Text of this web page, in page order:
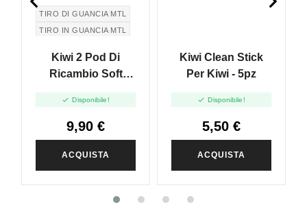
TIRO DI GUANCIA MTL
TIRO IN GUANCIA MTL
Kiwi 2 Pod Di
Ricambio Soft
 Disponibile!
9,90 €
ACQUISTA
Kiwi Clean Stick
Per Kiwi - 5pz
 Disponibile!
5,50 €
ACQUISTA